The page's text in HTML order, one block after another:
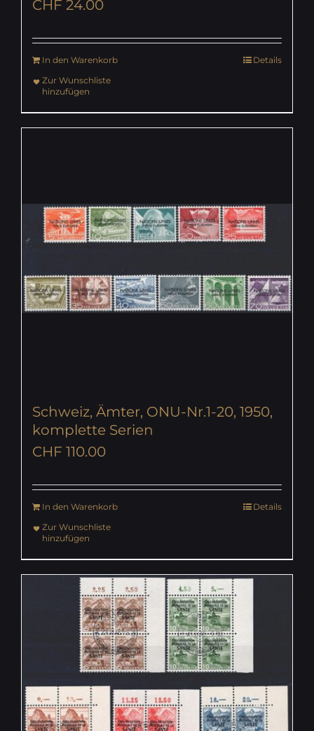
CHF 24.00
In den Warenkorb
Details
Zur Wunschliste
hinzufügen
Schweiz, Ämter, ONU-Nr.1-20, 1950,
komplette Serien
CHF 110.00
In den Warenkorb
Details
Zur Wunschliste
hinzufügen